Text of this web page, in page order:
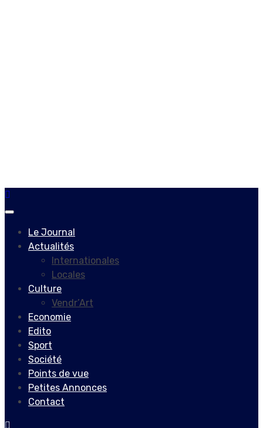
Primary
Le Journal
Actualités
Internationales
Locales
Culture
Vendr’Art
Economie
Edito
Sport
Société
Points de vue
Petites Annonces
Contact